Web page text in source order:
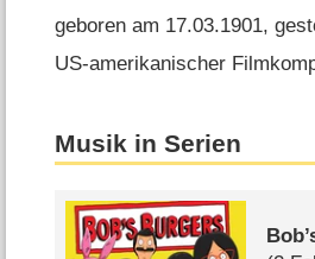
geboren am 17.03.1901,
US-amerikanischer
Musik in Serien